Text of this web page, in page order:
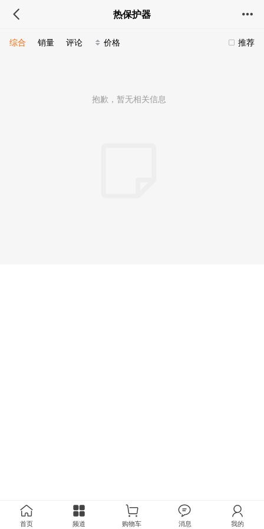
热保护器
推荐
综合 销量 评论 价格
抱歉，暂无相关信息
首页 频道 购物车 消息 我的